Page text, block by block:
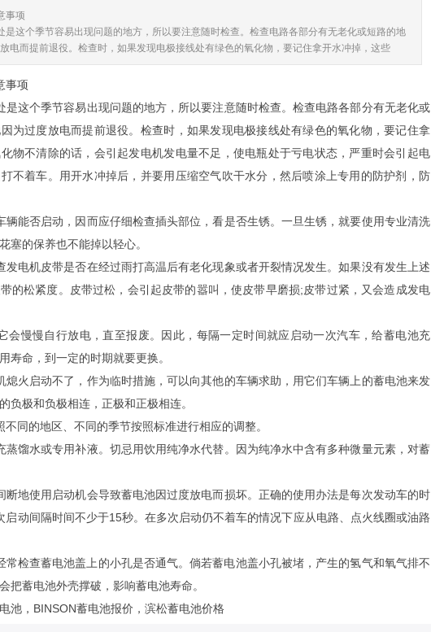
事项
是这个季节容易出现问题的地方，所以要注意随时检查。检查电路各部分有无老化或短路的地
电而提前退役。检查时，如果发现电极接线处有绿色的氧化物，要记住拿开水冲掉，这些
事项
是这个季节容易出现问题的地方，所以要注意随时检查。检查电路各部分有无老化或
为过度放电而提前退役。检查时，如果发现电极接线处有绿色的氧化物，要记住拿
物不清除的话，会引起发电机发电量不足，使电瓶处于亏电状态，严重时会引起电
不着车。用开水冲掉后，并要用压缩空气吹干水分，然后喷涂上专用的防护剂，防
辆能否启动，因而应仔细检查插头部位，看是否生锈。一旦生锈，就要使用专业清洗
塞的保养也不能掉以轻心。
发电机皮带是否在经过雨打高温后有老化现象或者开裂情况发生。如果没有发生上述
的松紧度。皮带过松，会引起皮带的嚣叫，使皮带早磨损;皮带过紧，又会造成发电
会慢慢自行放电，直至报废。因此，每隔一定时间就应启动一次汽车，给蓄电池充
寿命，到一定的时期就要更换。
熄火启动不了，作为临时措施，可以向其他的车辆求助，用它们车辆上的蓄电池来发
负极和负极相连，正极和正极相连。
同的地区、不同的季节按照标准进行相应的调整。
蒸馏水或专用补液。切忌用饮用纯净水代替。因为纯净水中含有多种微量元素，对蓄
断地使用启动机会导致蓄电池因过度放电而损坏。正确的使用办法是每次发动车的时
启动间隔时间不少于15秒。在多次启动仍不着车的情况下应从电路、点火线圈或油路
常检查蓄电池盖上的小孔是否通气。倘若蓄电池盖小孔被堵，产生的氢气和氧气排不
把蓄电池外壳撑破，影响蓄电池寿命。
池 ， BINSON蓄电池报价 ， 滨松蓄电池价格